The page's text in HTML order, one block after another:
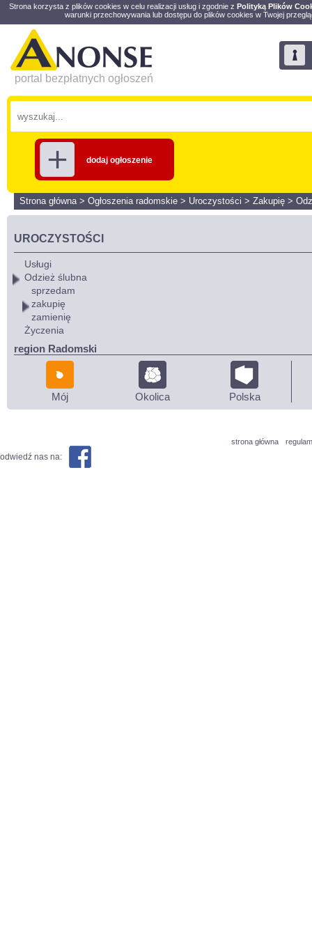
Strona korzysta z plików cookies w celu realizacji usług i zgodnie z Polityką Plików
warunki przechowywania lub dostępu do plików cookies w Twojej
portal bezpłatnych ogłoszeń
dodaj ogłoszenie
Strona główna> Ogłoszenia radomskie > Uroczystości > Zakupię >
UROCZYSTOŚCI
Usługi
Odzież ślubna
sprzedam
zakupię
zamienię
Życzenia
region Radomski
Mój Okolica Polska
strona główna
odwiedź nas na: